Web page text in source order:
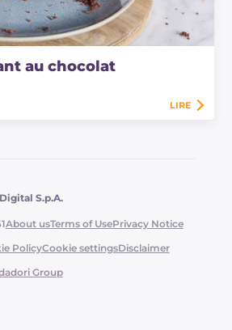
au chocolat
LIRE
S.p.A.
About usTerms of UsePrivacy Notice
PolicyCookie settingsDisclaimer
Group